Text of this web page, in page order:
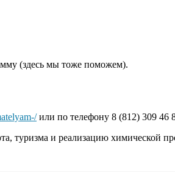
(здесь мы тоже поможем).
или по телефону 8 (812) 309 46
туризма и реализацию химической